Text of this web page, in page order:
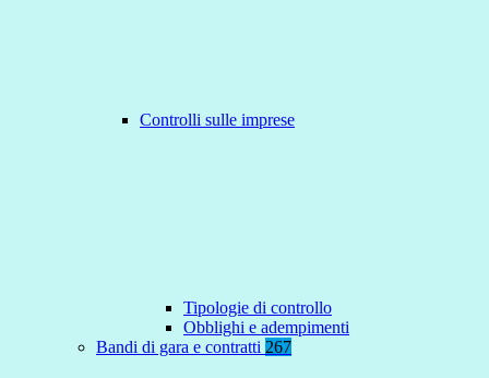
Controlli sulle imprese
Tipologie di controllo
Obblighi e adempimenti
Bandi di gara e contratti 267